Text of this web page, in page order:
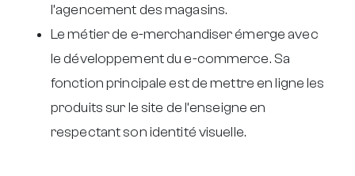
l’agencement des magasins.
Le métier de e-merchandiser émerge avec
le développement du e-commerce. Sa
fonction principale est de mettre en ligne les
produits sur le site de l’enseigne en
respectant son identité visuelle.